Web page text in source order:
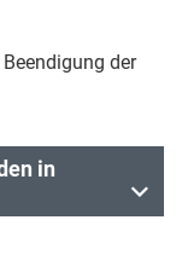
der
in